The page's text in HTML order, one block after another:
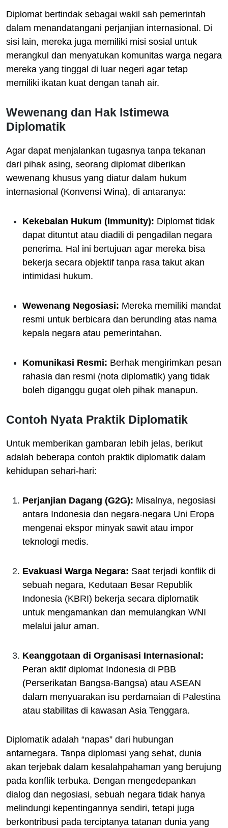
Diplomat bertindak sebagai wakil sah pemerintah
dalam menandatangani perjanjian internasional. Di
sisi lain, mereka juga memiliki misi sosial untuk
merangkul dan menyatukan komunitas warga negara
mereka yang tinggal di luar negeri agar tetap
memiliki ikatan kuat dengan tanah air.
Wewenang dan Hak Istimewa
Diplomatik
Agar dapat menjalankan tugasnya tanpa tekanan
dari pihak asing, seorang diplomat diberikan
wewenang khusus yang diatur dalam hukum
internasional (Konvensi Wina), di antaranya:
Kekebalan Hukum (Immunity): Diplomat tidak
dapat dituntut atau diadili di pengadilan negara
penerima. Hal ini bertujuan agar mereka bisa
bekerja secara objektif tanpa rasa takut akan
intimidasi hukum.
Wewenang Negosiasi: Mereka memiliki mandat
resmi untuk berbicara dan berunding atas nama
kepala negara atau pemerintahan.
Komunikasi Resmi: Berhak mengirimkan pesan
rahasia dan resmi (nota diplomatik) yang tidak
boleh diganggu gugat oleh pihak manapun.
Contoh Nyata Praktik Diplomatik
Untuk memberikan gambaran lebih jelas, berikut
adalah beberapa contoh praktik diplomatik dalam
kehidupan sehari-hari:
Perjanjian Dagang (G2G): Misalnya, negosiasi
antara Indonesia dan negara-negara Uni Eropa
mengenai ekspor minyak sawit atau impor
teknologi medis.
Evakuasi Warga Negara: Saat terjadi konflik di
sebuah negara, Kedutaan Besar Republik
Indonesia (KBRI) bekerja secara diplomatik
untuk mengamankan dan memulangkan WNI
melalui jalur aman.
Keanggotaan di Organisasi Internasional:
Peran aktif diplomat Indonesia di PBB
(Perserikatan Bangsa-Bangsa) atau ASEAN
dalam menyuarakan isu perdamaian di Palestina
atau stabilitas di kawasan Asia Tenggara.
Diplomatik adalah “napas” dari hubungan
antarnegara. Tanpa diplomasi yang sehat, dunia
akan terjebak dalam kesalahpahaman yang berujung
pada konflik terbuka. Dengan mengedepankan
dialog dan negosiasi, sebuah negara tidak hanya
melindungi kepentingannya sendiri, tetapi juga
berkontribusi pada terciptanya tatanan dunia yang